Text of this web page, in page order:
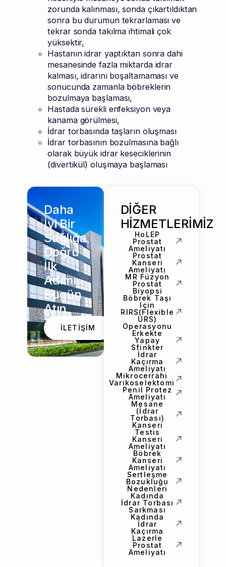
zorunda kalınması, sonda çıkartıldıktan
sonra bu durumun tekrarlaması ve
tekrar sonda takılma ihtimali çok
yüksektir,
Hastanın idrar yaptıktan sonra dahi
mesanesinde fazla miktarda idrar
kalması, idrarını boşaltamaması ve
sonucunda zamanla böbreklerin
bozulmaya başlaması,
Hastada sürekli enfeksiyon veya
kanama görülmesi,
İdrar torbasında taşların oluşması
İdrar torbasının bozulmasına bağlı
olarak büyük idrar keseciklerinin
(divertikül) oluşmaya başlaması
Daha
İyi Bir
Sağlığa
Doğru
İlk
Adımı
Bugün
Atın
İLETİŞİM
DİĞER
HİZMETLERİMİZ
HoLEP
Prostat
Ameliyatı
Prostat
Kanseri
Ameliyatı
MR Füzyon
Prostat
Biyopsi
Böbrek Taşı
Için
RIRS(Flexible
URS)
Operasyonu
Erkekte
Yapay
Sfinkter
İdrar
Kaçırma
Ameliyatı
Mikrocerrahi
Varikoselektomi
Penil Protez
Ameliyatı
Mesane
(İdrar
Torbası)
Kanseri
Testis
Kanseri
Ameliyatı
Böbrek
Kanseri
Ameliyatı
Sertleşme
Bozukluğu
Nedenleri
Kadında
İdrar Torbası
Sarkması
Kadında
İdrar
Kaçırma
Lazerle
Prostat
Ameliyatı